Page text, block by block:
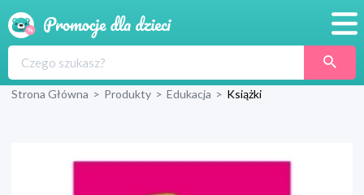
Produkty
Strona Główna > Produkty > Edukacja > Książki